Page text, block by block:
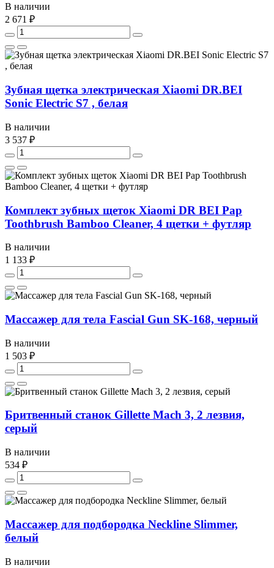
В наличии
2 671 ₽
Зубная щетка электрическая Xiaomi DR.BEI
Sonic Electric S7 , белая
В наличии
3 537 ₽
Комплект зубных щеток Xiaomi DR BEI Pap
Toothbrush Bamboo Cleaner, 4 щетки + футляр
В наличии
1 133 ₽
Массажер для тела Fascial Gun SK-168, черный
В наличии
1 503 ₽
Бритвенный станок Gillette Mach 3, 2 лезвия,
серый
В наличии
534 ₽
Массажер для подбородка Neckline Slimmer,
белый
В наличии